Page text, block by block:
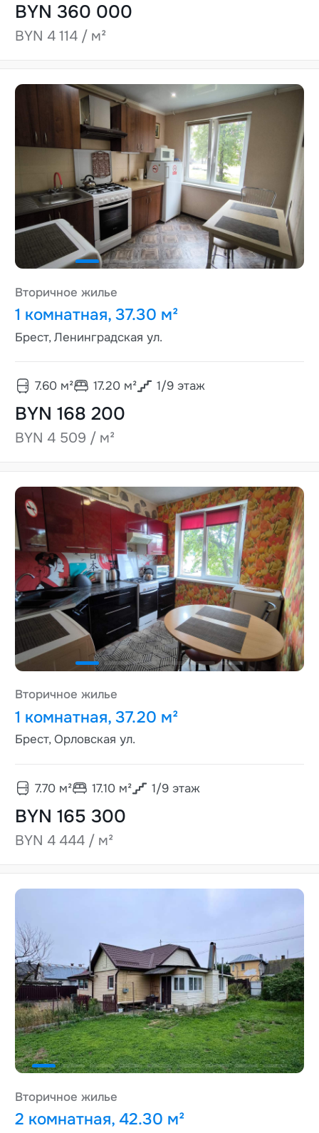
BYN 360 000
BYN 4 114 / м²
Вторичное жилье
1 комнатная, 37.30 м²
Брест, Ленинградская ул.
7.60м² 17.20м² 1/9этаж
BYN 168 200
BYN 4 509 / м²
Вторичное жилье
1 комнатная, 37.20 м²
Брест, Орловская ул.
7.70м² 17.10м² 1/9этаж
BYN 165 300
BYN 4 444 / м²
Вторичное жилье
2 комнатная, 42.30 м²